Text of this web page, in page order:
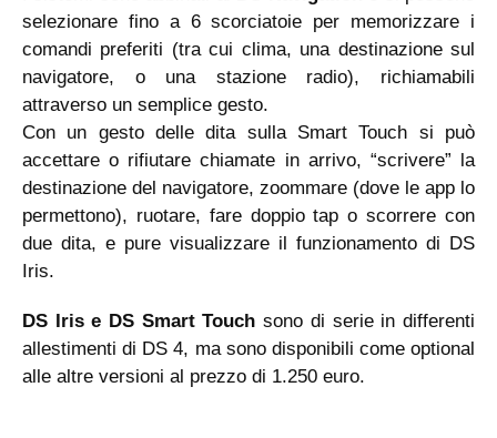
selezionare fino a 6 scorciatoie per memorizzare i
comandi preferiti (tra cui clima, una destinazione sul
navigatore, o una stazione radio), richiamabili
attraverso un semplice gesto.
Con un gesto delle dita sulla Smart Touch si può
accettare o rifiutare chiamate in arrivo, “scrivere” la
destinazione del navigatore, zoommare (dove le app lo
permettono), ruotare, fare doppio tap o scorrere con
due dita, e pure visualizzare il funzionamento di DS
Iris.
DS Iris e DS Smart Touch sono di serie in differenti
allestimenti di DS 4, ma sono disponibili come optional
alle altre versioni al prezzo di 1.250 euro.